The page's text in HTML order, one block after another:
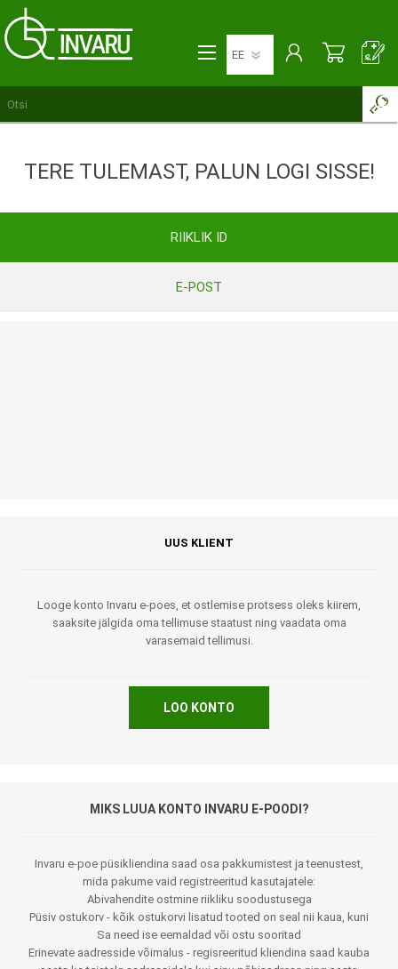
TERE TULEMAST, PALUN LOGI SISSE!
RIIKLIK ID
E-POST
UUS KLIENT
Looge konto Invaru e-poes, et ostlemise protsess oleks kiirem,
saaksite jälgida oma tellimuse staatust ning vaadata oma
varasemaid tellimusi.
LOO KONTO
MIKS LUUA KONTO INVARU E-POODI?
Invaru e-poe püsikliendina saad osa pakkumistest ja teenustest,
mida pakume vaid registreeritud kasutajatele:
Abivahendite ostmine riikliku soodustusega
Püsiv ostukorv - kõik ostukorvi lisatud tooted on seal nii kaua, kuni
Sa need ise eemaldad või ostu sooritad
Erinevate aadresside võimalus - regisreeritud kliendina saad kauba